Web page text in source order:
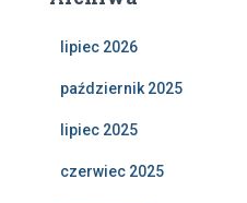
lipiec 2026
październik 2025
lipiec 2025
czerwiec 2025